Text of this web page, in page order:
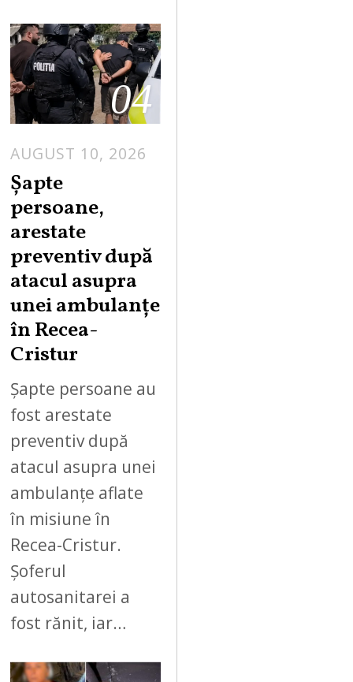
04
AUGUST 10, 2026
Șapte
persoane,
arestate
preventiv după
atacul asupra
unei ambulanțe
în Recea-
Cristur
Șapte persoane au
fost arestate
preventiv după
atacul asupra unei
ambulanțe aflate
în misiune în
Recea-Cristur.
Șoferul
autosanitarei a
fost rănit, iar…